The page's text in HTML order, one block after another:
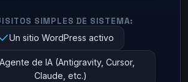
SIMPLES DE SISTEMA:
Un sitio WordPress activo
de IA (Antigravity, Cursor,
Claude, etc.)